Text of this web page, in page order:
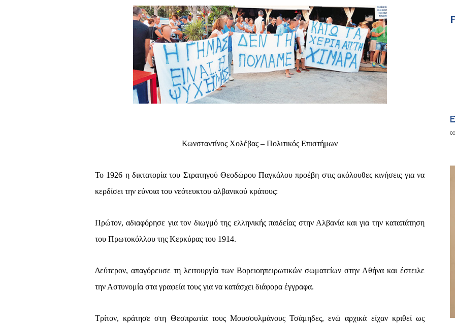
Κωνσταντίνος Χολέβας – Πολιτικός Επιστήμων
Το 1926 η δικτατορία του Στρατηγού Θεοδώρου Παγκάλου προέβη στις ακόλουθες κινήσεις για να
κερδίσει την εύνοια του νεότευκτου αλβανικού κράτους:
Πρώτον, αδιαφόρησε για τον διωγμό της ελληνικής παιδείας στην Αλβανία και για την καταπάτηση
του Πρωτοκόλλου της Κερκύρας του 1914.
Δεύτερον, απαγόρευσε τη λειτουργία των Βορειοηπειρωτικών σωματείων στην Αθήνα και έστειλε
την Αστυνομία στα γραφεία τους για να κατάσχει διάφορα έγγραφα.
Τρίτον, κράτησε στη Θεσπρωτία τους Μουσουλμάνους Τσάμηδες, ενώ αρχικά είχαν κριθεί ως